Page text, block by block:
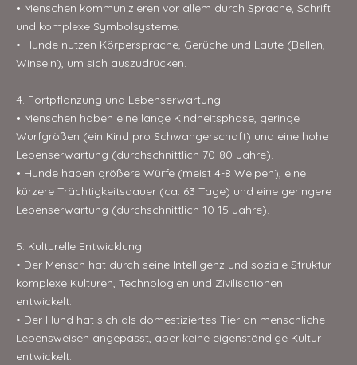
• Menschen kommunizieren vor allem durch Sprache, Schrift
und komplexe Symbolsysteme.
• Hunde nutzen Körpersprache, Gerüche und Laute (Bellen,
Winseln), um sich auszudrücken.
4. Fortpflanzung und Lebenserwartung
• Menschen haben eine lange Kindheitsphase, geringe
Wurfgrößen (ein Kind pro Schwangerschaft) und eine hohe
Lebenserwartung (durchschnittlich 70-80 Jahre).
• Hunde haben größere Würfe (meist 4-8 Welpen), eine
kürzere Trächtigkeitsdauer (ca. 63 Tage) und eine geringere
Lebenserwartung (durchschnittlich 10-15 Jahre).
5. Kulturelle Entwicklung
• Der Mensch hat durch seine Intelligenz und soziale Struktur
komplexe Kulturen, Technologien und Zivilisationen
entwickelt.
• Der Hund hat sich als domestiziertes Tier an menschliche
Lebensweisen angepasst, aber keine eigenständige Kultur
entwickelt.